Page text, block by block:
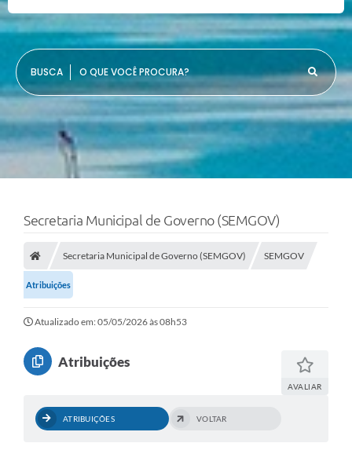
O QUE VOCÊ PROCURA?
Secretaria Municipal de Governo (SEMGOV)
Secretaria Municipal de Governo (SEMGOV) SEMGOV
Atribuições
Atualizado em: 05/05/2026 às 08h53
Atribuições
AVALIAR
ATRIBUIÇÕES VOLTAR